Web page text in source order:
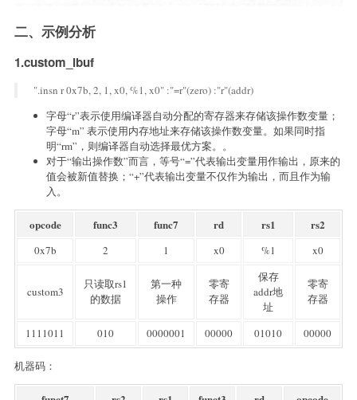
二、示例分析
1.custom_lbuf
".insn r 0x7b, 2, 1, x0, %1, x0" :"=r"(zero) :"r"(addr)
字母“r”表示使用编译器自动分配的寄存器来存储该操作数变量；
字母“m” 表示使用内存地址来存储该操作数变量。如果同时指
明“rm”，则编译器自动选择最优方案。。
对于“输出操作数”而言，等号“=”代表输出变量用作输出，原来的
值会被新值替换；“+”代表输出变量不仅作为输出，而且作为输
入。
opcode func3 func7 rd rs1 rs2
0x7b 2 1 x0 %1 x0
custom3
只读取rs1
的数据
第一种
操作
零寄
存器
保存
addr地
址
零寄
存器
1111011 010 0000001 00000 01010 00000
机器码：